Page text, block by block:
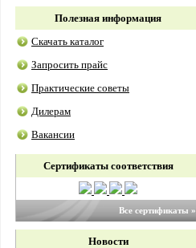
Полезная информация
Скачать каталог
Запросить прайс
Практические советы
Дилерам
Вакансии
Сертификаты соответствия
Все сертификаты »
Новости